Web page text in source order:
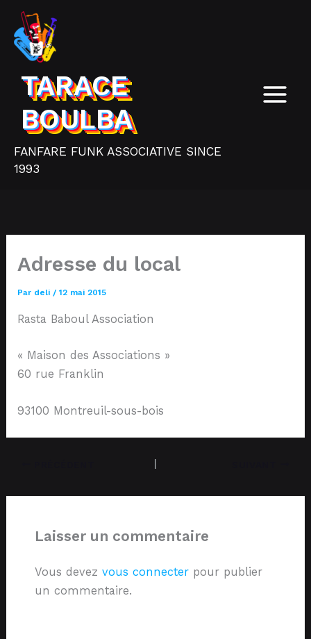
Aller
contenu
TARACE
BOULBA
FANFARE FUNK ASSOCIATIVE SINCE
1993
Adresse du local
Par deli /12 mai 2015
Rasta Baboul Association
« Maison des Associations »
60 rue Franklin
93100 Montreuil-sous-bois
Laisser un commentaire
Vous devez vous connecterpour publier
un commentaire.